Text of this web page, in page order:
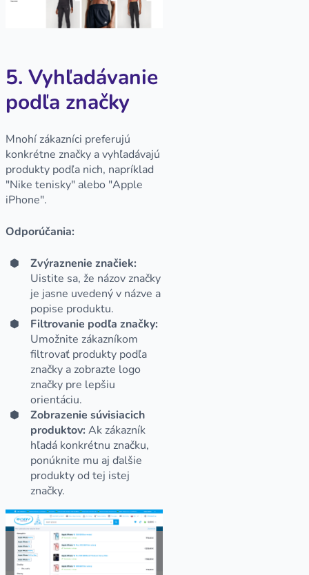
5. Vyhľadávanie
podľa značky
Mnohí zákazníci preferujú
konkrétne značky a vyhľadávajú
produkty podľa nich, napríklad
"Nike tenisky" alebo "Apple
iPhone".
Odporúčania:
Zvýraznenie značiek:
Uistite sa, že názov značky
je jasne uvedený v názve a
popise produktu.
Filtrovanie podľa značky:
Umožnite zákazníkom
filtrovať produkty podľa
značky a zobrazte logo
značky pre lepšiu
orientáciu.
Zobrazenie súvisiacich
produktov: Ak zákazník
hľadá konkrétnu značku,
ponúknite mu aj ďalšie
produkty od tej istej
značky.